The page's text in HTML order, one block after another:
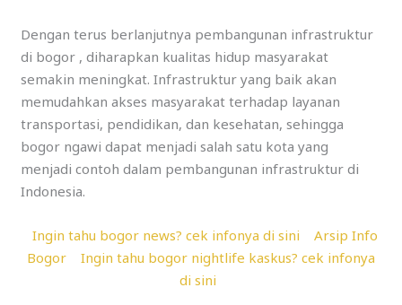
Dengan terus berlanjutnya pembangunan infrastruktur
di bogor , diharapkan kualitas hidup masyarakat
semakin meningkat. Infrastruktur yang baik akan
memudahkan akses masyarakat terhadap layanan
transportasi, pendidikan, dan kesehatan, sehingga
bogor ngawi dapat menjadi salah satu kota yang
menjadi contoh dalam pembangunan infrastruktur di
Indonesia.
Ingin tahu bogor news? cek infonya di sini
Arsip Info
Bogor
Ingin tahu bogor nightlife kaskus? cek infonya
di sini